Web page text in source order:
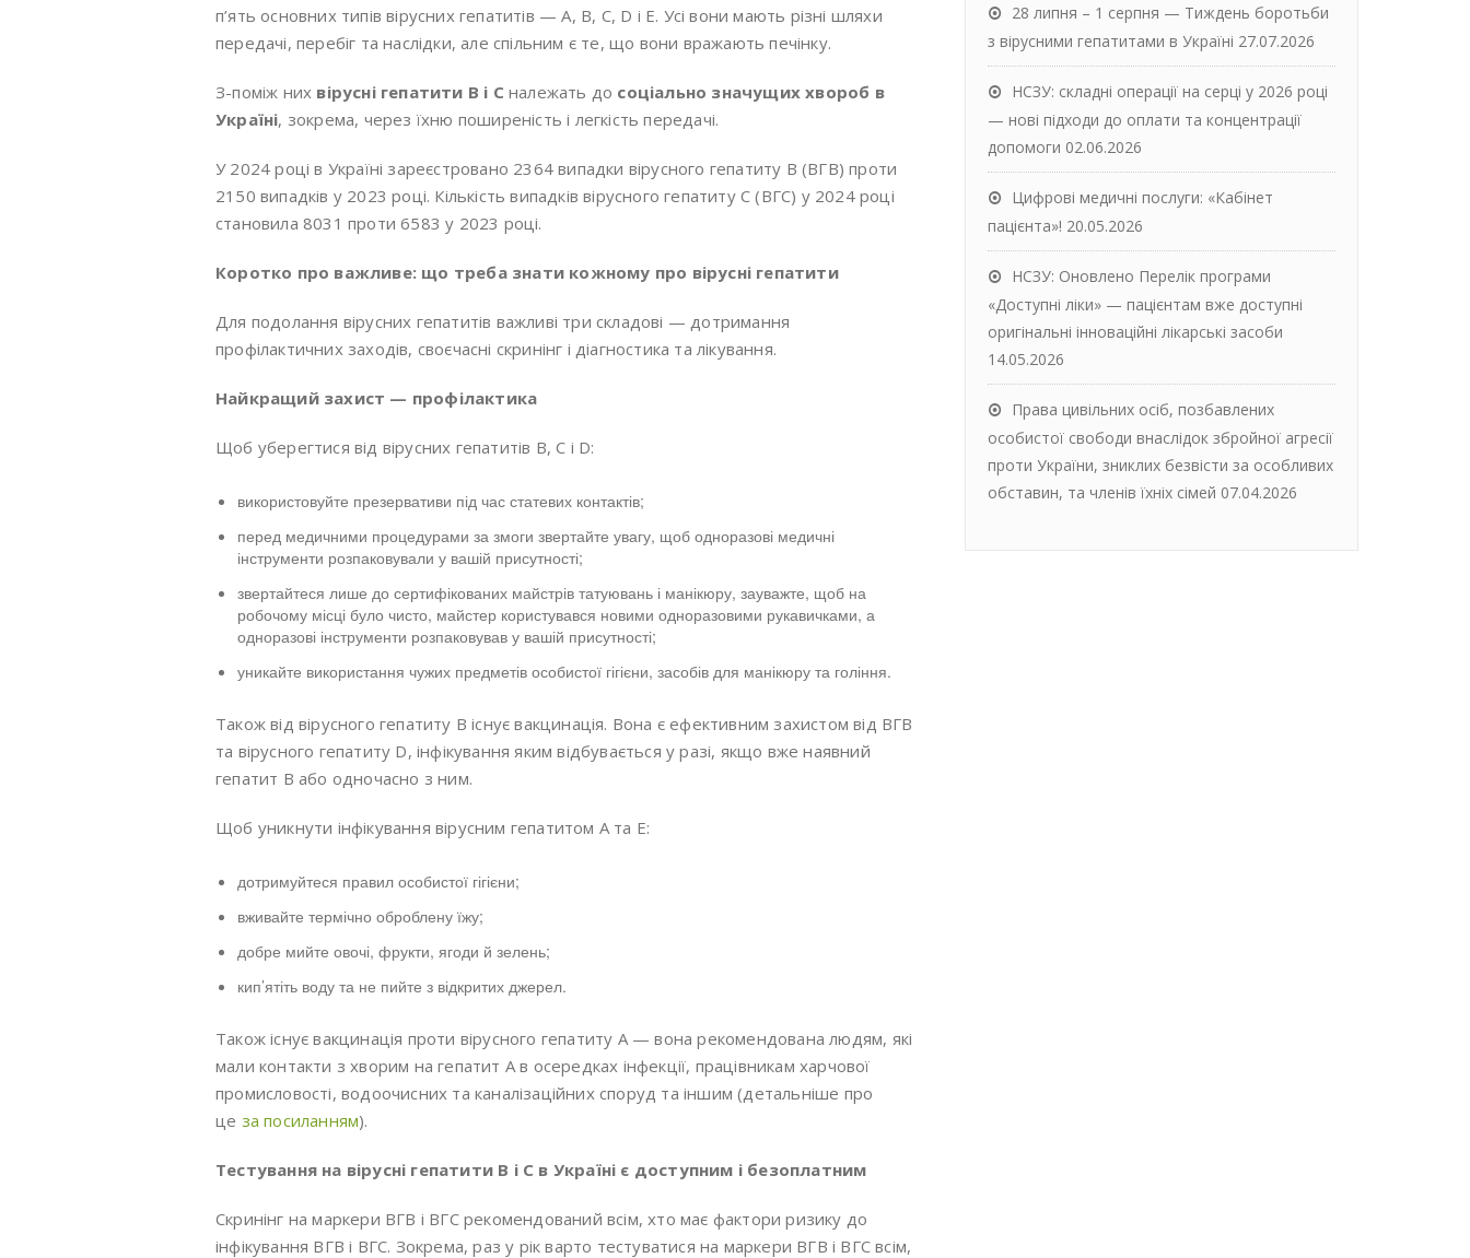
п’ять основних типів вірусних гепатитів — A, B, C, D і E. Усі вони мають різні шляхи
передачі, перебіг та наслідки, але спільним є те, що вони вражають печінку.
З-поміж них вірусні гепатити B і C належать до соціально значущих хвороб в
Україні, зокрема, через їхню поширеність і легкість передачі.
У 2024 році в Україні зареєстровано 2364 випадки вірусного гепатиту B (ВГB) проти
2150 випадків у 2023 році. Кількість випадків вірусного гепатиту C (ВГC) у 2024 році
становила 8031 проти 6583 у 2023 році.
Коротко про важливе: що треба знати кожному про вірусні гепатити
Для подолання вірусних гепатитів важливі три складові — дотримання
профілактичних заходів, своєчасні скринінг і діагностика та лікування.
Найкращий захист — профілактика
Щоб уберегтися від вірусних гепатитів B, C і D:
використовуйте презервативи під час статевих контактів;
перед медичними процедурами за змоги звертайте увагу, щоб одноразові медичні
інструменти розпаковували у вашій присутності;
звертайтеся лише до сертифікованих майстрів татуювань і манікюру, зауважте, щоб на
робочому місці було чисто, майстер користувався новими одноразовими рукавичками, а
одноразові інструменти розпаковував у вашій присутності;
уникайте використання чужих предметів особистої гігієни, засобів для манікюру та гоління.
Також від вірусного гепатиту B існує вакцинація. Вона є ефективним захистом від ВГB
та вірусного гепатиту D, інфікування яким відбувається у разі, якщо вже наявний
гепатит В або одночасно з ним.
Щоб уникнути інфікування вірусним гепатитом А та Е:
дотримуйтеся правил особистої гігієни;
вживайте термічно оброблену їжу;
добре мийте овочі, фрукти, ягоди й зелень;
кип’ятіть воду та не пийте з відкритих джерел.
Також існує вакцинація проти вірусного гепатиту А — вона рекомендована людям, які
мали контакти з хворим на гепатит А в осередках інфекції, працівникам харчової
промисловості, водоочисних та каналізаційних споруд та іншим (детальніше про
це за посиланням).
Тестування на вірусні гепатити B і С в Україні є доступним і безоплатним
Скринінг на маркери ВГВ і ВГС рекомендований всім, хто має фактори ризику до
інфікування ВГВ і ВГС. Зокрема, раз у рік варто тестуватися на маркери ВГВ і ВГС всім,
28 липня – 1 серпня — Тиждень боротьби
з вірусними гепатитами в Україні 27.07.2026
НСЗУ: складні операції на серці у 2026 році
— нові підходи до оплати та концентрації
допомоги 02.06.2026
Цифрові медичні послуги: «Кабінет
пацієнта»! 20.05.2026
НСЗУ: Оновлено Перелік програми
«Доступні ліки» — пацієнтам вже доступні
оригінальні інноваційні лікарські засоби
14.05.2026
Права цивільних осіб, позбавлених
особистої свободи внаслідок збройної агресії
проти України, зниклих безвісти за особливих
обставин, та членів їхніх сімей 07.04.2026